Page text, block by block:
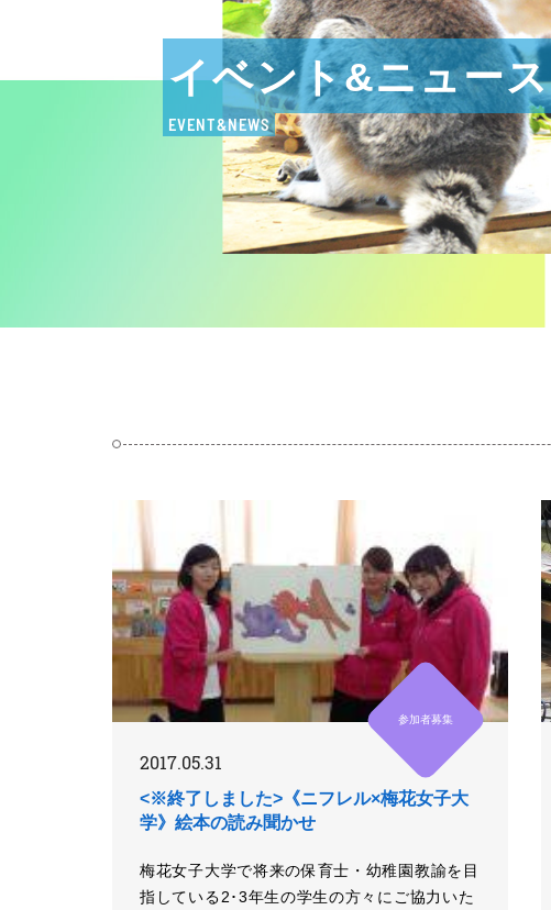
イベント&ニュース
EVENT&NEWS
参加者募集
2017.05.31
<※終了しました>《ニフレル×梅花女子大
学》絵本の読み聞かせ
梅花女子大学で将来の保育士・幼稚園教諭を目
指している2･3年生の学生の方々にご協力いた